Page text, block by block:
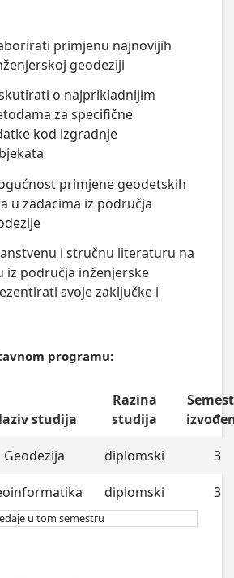
primjenu najnovijih
geodeziji
o najprikladnijim
za specifične
kod izgradnje
primjene geodetskih
u zadacima iz područja
i stručnu literaturu na
iz područja inženjerske
svoje zaključke i
programu:
studija
Razina
studija
Geodezija diplomski 3
diplomski 3
u tom semestru